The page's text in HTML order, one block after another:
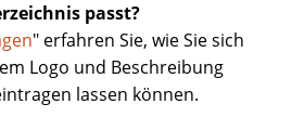
passt?
" erfahren Sie, wie Sie sich
Logo und Beschreibung
lassen können.